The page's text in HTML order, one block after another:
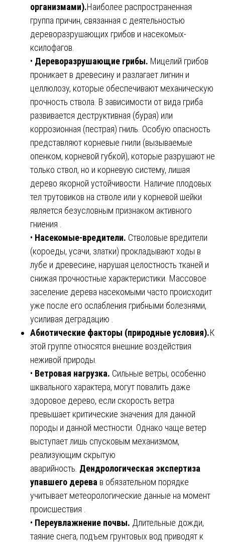
организмами).Наиболее распространенная
группа причин, связанная с деятельностью
дереворазрушающих грибов и насекомых-
ксилофагов.
• Дереворазрушающие грибы. Мицелий грибов
проникает в древесину и разлагает лигнин и
целлюлозу, которые обеспечивают механическую
прочность ствола. В зависимости от вида гриба
развивается деструктивная (бурая) или
коррозионная (пестрая) гниль. Особую опасность
представляют корневые гнили (вызываемые
опенком, корневой губкой), которые разрушают не
только ствол, но и корневую систему, лишая
дерево якорной устойчивости. Наличие плодовых
тел трутовиков на стволе или у корневой шейки
является безусловным признаком активного
гниения .
• Насекомые-вредители. Стволовые вредители
(короеды, усачи, златки) прокладывают ходы в
лубе и древесине, нарушая целостность тканей и
снижая прочностные характеристики. Массовое
заселение дерева насекомыми часто происходит
уже после его ослабления грибными болезнями,
усиливая деградацию .
Абиотические факторы (природные условия).К
этой группе относятся внешние воздействия
неживой природы.
• Ветровая нагрузка. Сильные ветры, особенно
шквального характера, могут повалить даже
здоровое дерево, если скорость ветра
превышает критические значения для данной
породы и данной местности. Однако чаще ветер
выступает лишь спусковым механизмом,
реализующим скрытую
аварийность. Дендрологическая экспертиза
упавшего дерева в обязательном порядке
учитывает метеорологические данные на момент
происшествия .
• Переувлажнение почвы. Длительные дожди,
таяние снега, подъем грунтовых вод приводят к